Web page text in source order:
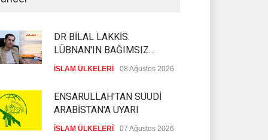
DR BİLAL LAKKİS:
LÜBNAN'IN BAĞIMSIZ
OLMASI İSTENMİYOR
İSLAM ÜLKELERİ 08 Ağustos 2026
ENSARULLAH'TAN SUUDİ
ARABİSTAN'A UYARI
İSLAM ÜLKELERİ 07 Ağustos 2026